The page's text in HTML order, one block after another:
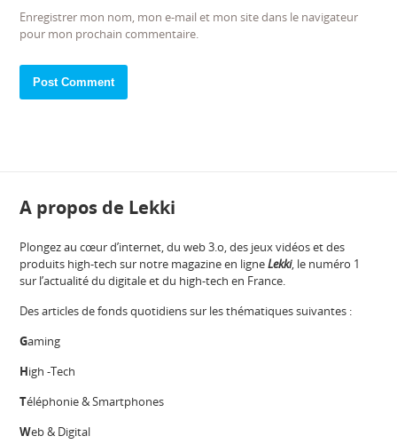
Enregistrer mon nom, mon e-mail et mon site dans le navigateur
pour mon prochain commentaire.
A propos de Lekki
Plongez au cœur d’internet, du web 3.o, des jeux vidéos et des
produits high-tech sur notre magazine en ligneLekki, le numéro 1
sur l’actualité du digitale et du high-tech en France.
Des articles de fonds quotidiens sur les thématiques suivantes :
Gaming
High -Tech
Téléphonie & Smartphones
Web & Digital